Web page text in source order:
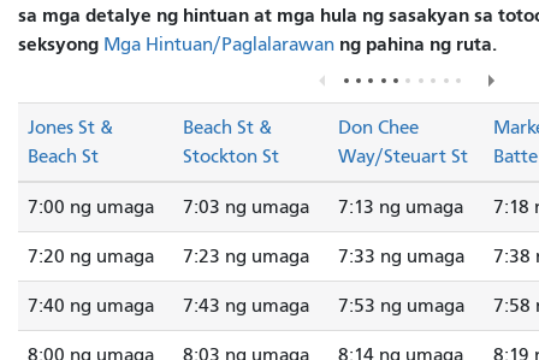
sa mga detalye ng hintuan at mga hula ng sasakyan sa
seksyong Mga Hintuan/Paglalarawan ng pahina ng ruta.
Jones St &
Beach St
Beach St &
Stockton St
Don Chee
Way/Steuart St
7:00 ng umaga 7:03 ng umaga 7:13 ng umaga 7:18
7:20 ng umaga 7:23 ng umaga 7:33 ng umaga 7:38
7:40 ng umaga 7:43 ng umaga 7:53 ng umaga 7:58